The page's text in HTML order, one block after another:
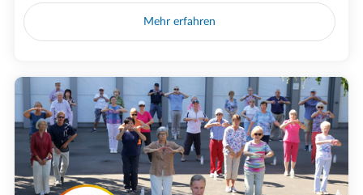
Mehr erfahren